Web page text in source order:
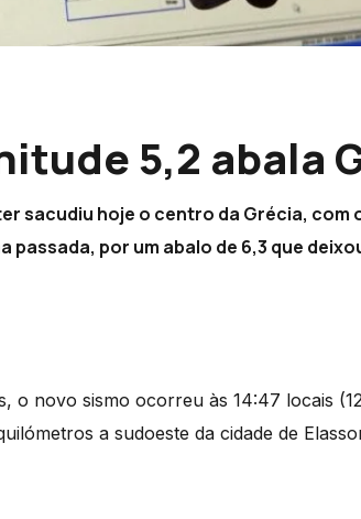
5,2 abala
sacudiu hoje o centro da Grécia, com
por um abalo de 6,3 que
o novo sismo ocorreu às 14:47 locais
a sudoeste da cidade de